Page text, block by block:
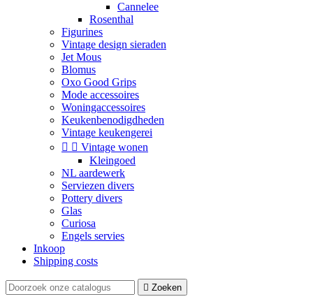
Cannelee
Rosenthal
Figurines
Vintage design sieraden
Jet Mous
Blomus
Oxo Good Grips
Mode accessoires
Woningaccessoires
Keukenbenodigdheden
Vintage keukengerei
  Vintage wonen
Kleingoed
NL aardewerk
Serviezen divers
Pottery divers
Glas
Curiosa
Engels servies
Inkoop
Shipping costs
 Zoeken